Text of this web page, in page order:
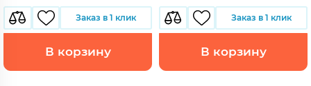
Заказ в 1 клик
В корзину
Заказ в 1 клик
В корзину